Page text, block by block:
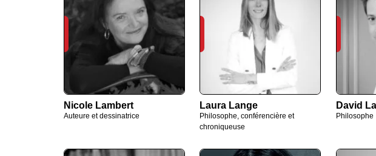
Nicole Lambert
Auteure et dessinatrice
Laura Lange
Philosophe, conférencière et
chroniqueuse
David
Philosophe